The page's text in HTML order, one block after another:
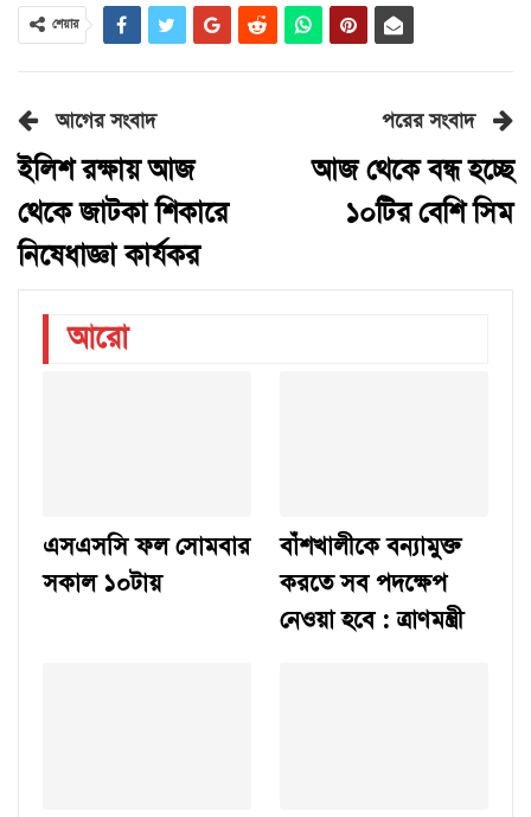
শেয়ার
আগের সংবাদ
ইলিশ রক্ষায় আজ
থেকে জাটকা শিকারে
নিষেধাজ্ঞা কার্যকর
পরের সংবাদ
আজ থেকে বন্ধ হচ্ছে
১০টির বেশি সিম
আরো
এসএসসি ফল সোমবার
সকাল ১০টায়
বাঁশখালীকে বন্যামুক্ত
করতে সব পদক্ষেপ
নেওয়া হবে : ত্রাণমন্ত্রী